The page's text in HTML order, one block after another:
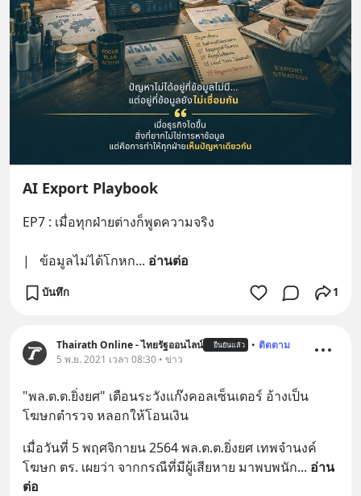
AI Export Playbook
EP7 : เมื่อทุกฝ่ายต่างก็พูดความจริง
|   ข้อมูลไม่ได้โกหก... อ่านต่อ
บันทึก 1
Thairath Online - ไทยรัฐออนไลน์ ยืนยันแล้ว • ติดตาม
5 พ.ย. 2021 เวลา 08:30 • ข่าว
"พล.ต.ต.ยิ่งยศ" เตือนระวังแก๊งคอลเซ็นเตอร์ อ้างเป็น
โฆษกตำรวจ หลอกให้โอนเงิน
เมื่อวันที่ 5 พฤศจิกายน 2564 พล.ต.ต.ยิ่งยศ เทพจำนงค์
โฆษก ตร. เผยว่า จากกรณีที่มีผู้เสียหาย มาพบพนัก... อ่าน
ต่อ